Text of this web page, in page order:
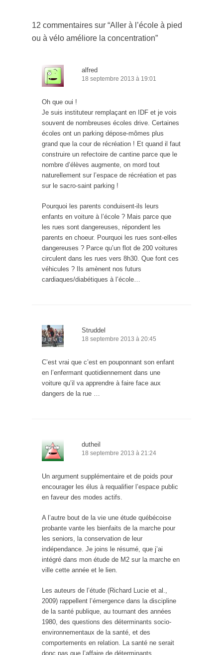
12 commentaires sur “Aller à l’école à pied
ou à vélo améliore la concentration”
alfred
18 septembre 2013 à 19:01
Oh que oui !
Je suis instituteur remplaçant en IDF et je vois
souvent de nombreuses écoles drive. Certaines
écoles ont un parking dépose-mômes plus
grand que la cour de récréation ! Et quand il faut
construire un refectoire de cantine parce que le
nombre d’élèves augmente, on mord tout
naturellement sur l’espace de récréation et pas
sur le sacro-saint parking !
Pourquoi les parents conduisent-ils leurs
enfants en voiture à l’école ? Mais parce que
les rues sont dangereuses, répondent les
parents en choeur. Pourquoi les rues sont-elles
dangereuses ? Parce qu’un flot de 200 voitures
circulent dans les rues vers 8h30. Que font ces
véhicules ? Ils amènent nos futurs
cardiaques/diabétiques à l’école…
Struddel
18 septembre 2013 à 20:45
C’est vrai que c’est en pouponnant son enfant
en l’enfermant quotidiennement dans une
voiture qu’il va apprendre à faire face aux
dangers de la rue …
dutheil
18 septembre 2013 à 21:24
Un argument supplémentaire et de poids pour
encourager les élus à requalifier l’espace public
en faveur des modes actifs.
A l’autre bout de la vie une étude québécoise
probante vante les bienfaits de la marche pour
les seniors, la conservation de leur
indépendance. Je joins le résumé, que j’ai
intégré dans mon étude de M2 sur la marche en
ville cette année et le lien.
Les auteurs de l’étude (Richard Lucie et al.,
2009) rappellent l’émergence dans la discipline
de la santé publique, au tournant des années
1980, des questions des déterminants socio-
environnementaux de la santé, et des
comportements en relation. La santé ne serait
donc pas que l’affaire de déterminants